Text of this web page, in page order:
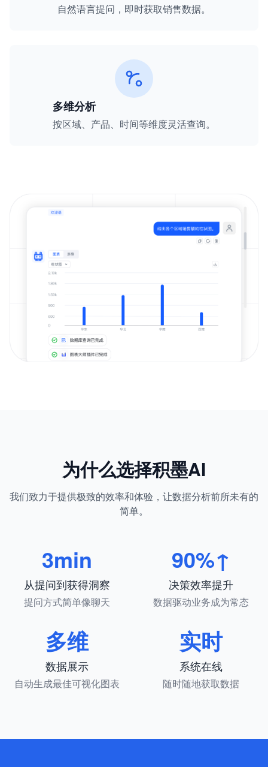
自然语言提问，即时获取销售数据。
多维分析
按区域、产品、时间等维度灵活查询。
为什么选择积墨AI
我们致力于提供极致的效率和体验，让数据分析前所未有的
简单。
3min
从提问到获得洞察
提问方式简单像聊天
90%↑
决策效率提升
数据驱动业务成为常态
多维
数据展示
自动生成最佳可视化图表
实时
系统在线
随时随地获取数据